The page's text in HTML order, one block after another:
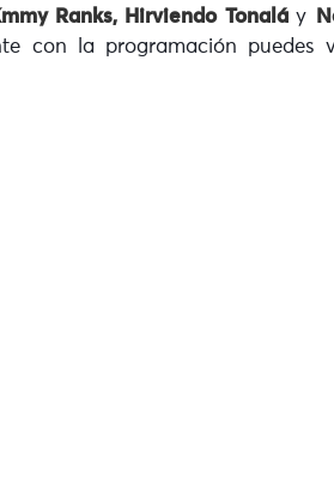
Ranks, Hirviendo Tonaláy
con la programación puedes